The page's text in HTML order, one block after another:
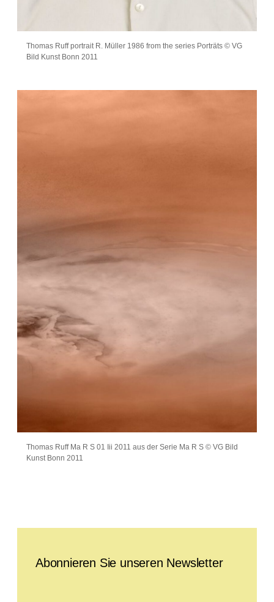
Thomas Ruff portrait R. Müller 1986 from the series Porträts © VG
Bild Kunst Bonn 2011
Thomas Ruff Ma R S 01 Iii 2011 aus der Serie Ma R S © VG Bild
Kunst Bonn 2011
Abonnieren Sie unseren Newsletter